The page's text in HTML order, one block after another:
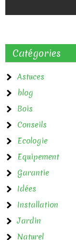
v
g
a
t
i
o
n
d
e
l
’
a
Catégories
Astuces
blog
Bois
Conseils
Ecologie
Equipement
Garantie
Idées
Installation
Jardin
Naturel